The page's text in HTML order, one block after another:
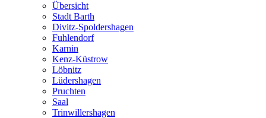
Übersicht
Stadt Barth
Divitz-Spoldershagen
Fuhlendorf
Karnin
Kenz-Küstrow
Löbnitz
Lüdershagen
Pruchten
Saal
Trinwillershagen